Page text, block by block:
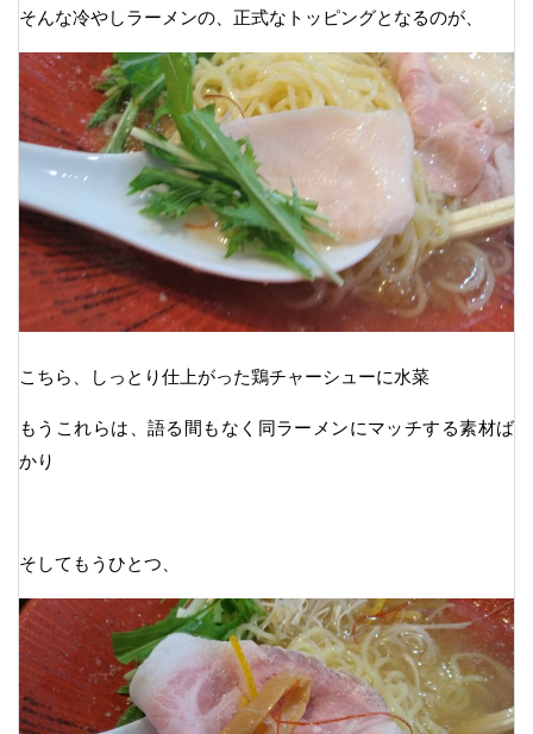
そんな冷やしラーメンの、正式なトッピングとなるのが、
こちら、しっとり仕上がった鶏チャーシューに水菜
もうこれらは、語る間もなく同ラーメンにマッチする素材ば
かり
そしてもうひとつ、